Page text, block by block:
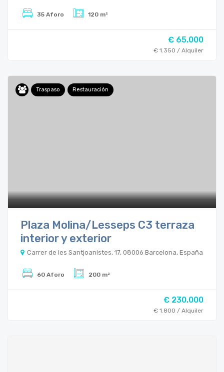
35 Aforo 120 m²
€ 65.000
€ 1.350 / Alquiler
Traspaso Restauración
Plaza Molina/Lesseps C3 terraza
interior y exterior
Carrer de les Santjoanistes, 17, 08006 Barcelona, España
60 Aforo 200 m²
€ 230.000
€ 1.800 / Alquiler